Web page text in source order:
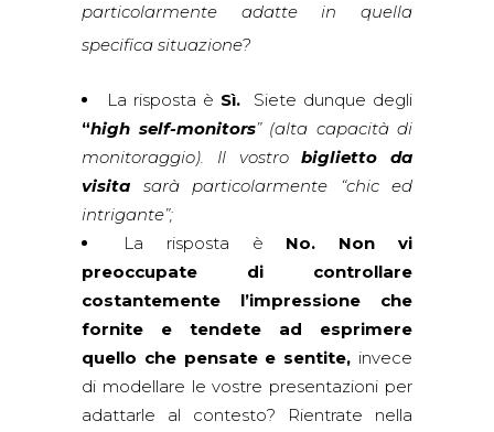
particolarmente adatte in quella
specifica situazione?
La risposta è Sì. Siete dunque degli
“high self-monitors”(alta capacità di
monitoraggio). Il vostrobiglietto da
visita sarà particolarmente “chic ed
intrigante”;
La risposta è No. Non vi
preoccupate di controllare
costantemente l’impressione che
fornite e tendete ad esprimere
quello che pensate e sentite, invece
di modellare le vostre presentazioni per
adattarle al contesto? Rientrate nella